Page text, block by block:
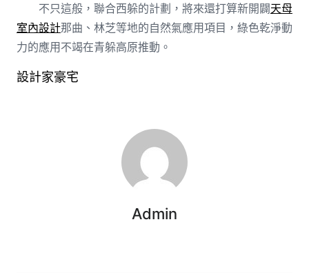
不只這般，聯合西躲的計劃，將來還打算新開闢天母
室內設計那曲、林芝等地的自然氣應用項目，綠色乾淨動
力的應用不竭在青躲高原推動。
設計家豪宅
Admin